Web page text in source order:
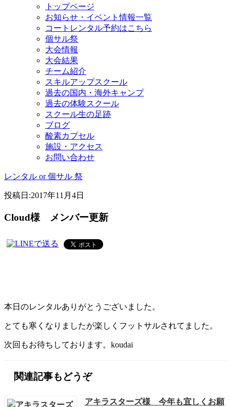
トップページ
お知らせ・イベント情報一覧
コートレンタル予約はこちら
個サル祭
大会情報
大会結果
チーム紹介
スキルアップスクール
過去の国内・海外キャンプ
過去の体験スクール
スクール生の足跡
ブログ
酸素カプセル
施設・アクセス
お問い合わせ
レンタル or 個サル 祭
投稿日:2017年11月4日
Cloud様 メンバー更新
本日のレンタルありがとうございました。
とても寒くなりましたが楽しくフットサルされてました。
次回もお待ちしております。koudai
関連記事もどうぞ
アキラスターズ様 今年も宜しくお願